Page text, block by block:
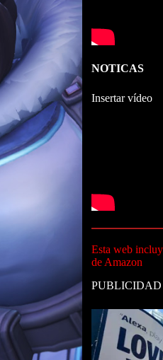
NOTICAS
Insertar vídeo
Esta web
de Amazon
PUBLICIDAD